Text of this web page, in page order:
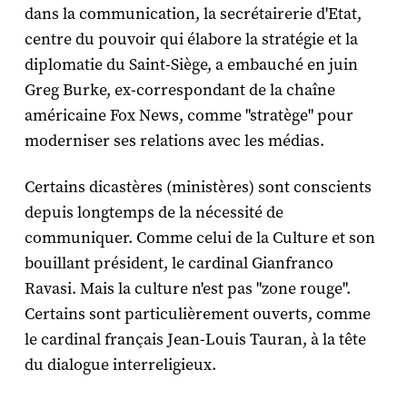
dans la communication, la secrétairerie d'Etat,
centre du pouvoir qui élabore la stratégie et la
diplomatie du Saint-Siège, a embauché en juin
Greg Burke, ex-correspondant de la chaîne
américaine Fox News, comme "stratège" pour
moderniser ses relations avec les médias.
Certains dicastères (ministères) sont conscients
depuis longtemps de la nécessité de
communiquer. Comme celui de la Culture et son
bouillant président, le cardinal Gianfranco
Ravasi. Mais la culture n'est pas "zone rouge".
Certains sont particulièrement ouverts, comme
le cardinal français Jean-Louis Tauran, à la tête
du dialogue interreligieux.